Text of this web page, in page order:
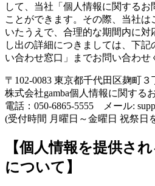
して、当社「個人情報に関する
ことができます。その際、当社
いたうえで、合理的な期間内に対
し出の詳細につきましては、下
い合わせ窓口」までお問い合わせ
〒102-0083 東京都千代田区麹町
株式会社gamba個人情報に関する
電話：050-6865-5555 メール:
(受付時間 月曜日～金曜日 祝祭日
【個人情報を提供さ
について】